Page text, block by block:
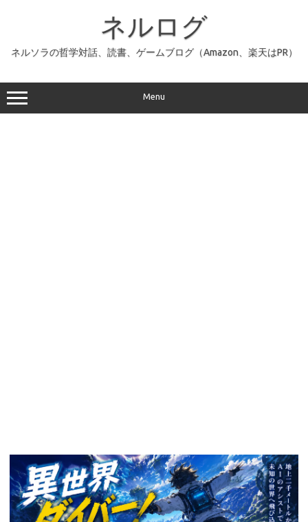
ッ
プ
ネルログ
ネルソラの哲学対話、読書、ゲームブログ（Amazon、楽天はPR）
Menu